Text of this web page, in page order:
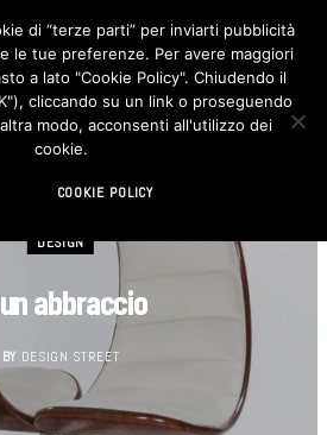
F
c
e
b
o
I
n
s
t
DESIGN
abbraccio
BY DESIGN STREET
di “terze parti” per inviarti pubblicità
le tue preferenze. Per avere maggiori
a lato "Cookie Policy". Chiudendo il
cliccando su un link o proseguendo
modo, acconsenti all'utilizzo dei
cookie.
COOKIE POLICY